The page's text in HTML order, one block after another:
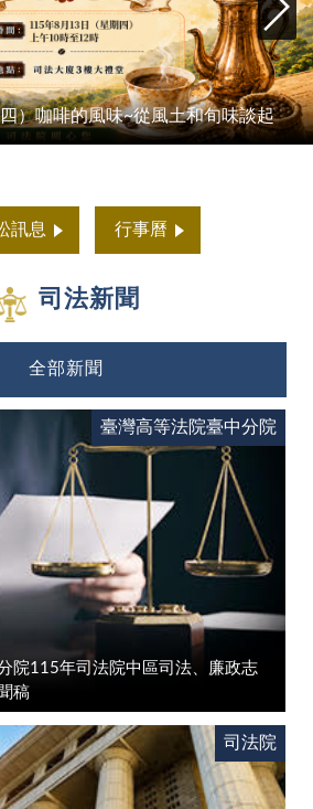
）咖啡的風味~從風土和旬味談起
訊息 行事曆
司法新聞
全部新聞
院115年司法院中區司法、廉政志
稿
臺灣高等法院臺中分院
司法院